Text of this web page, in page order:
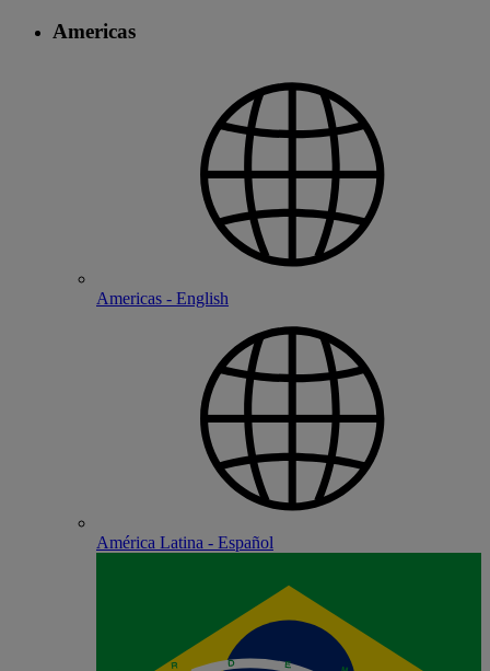
Americas
Americas - English
América Latina - Español